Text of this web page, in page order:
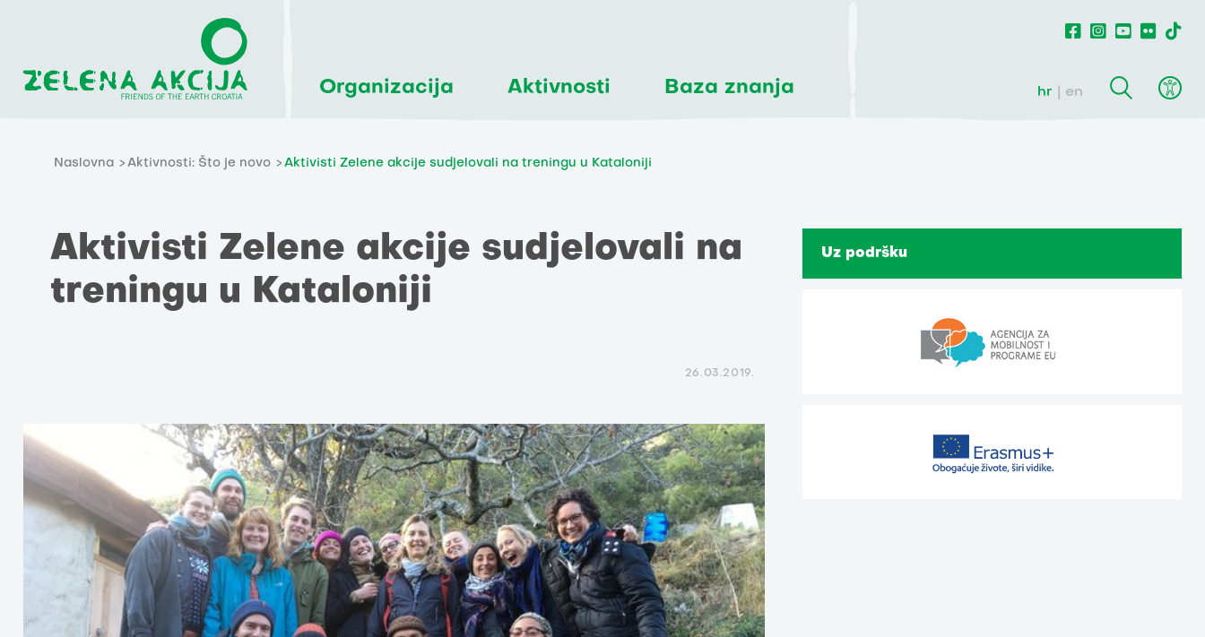
Organizacija Aktivnosti Baza znanja hr en
Naslovna Aktivnosti: Što je novo Aktivisti Zelene akcije sudjelovali na treningu u Kataloniji
Aktivisti Zelene akcije sudjelovali na
treningu u Kataloniji
26.03.2019.
Uz podršku